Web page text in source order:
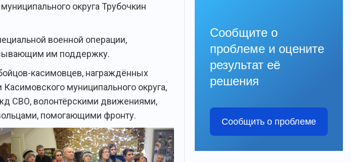
округа Трубочкин
военной операции,
им поддержку.
касимовцев, награждённых
муниципального округа,
СВО, волонтёрскими движениями,
помогающими фронту.
Сообщите о
проблеме и оцените
результат её
решения
Сообщить о проблеме